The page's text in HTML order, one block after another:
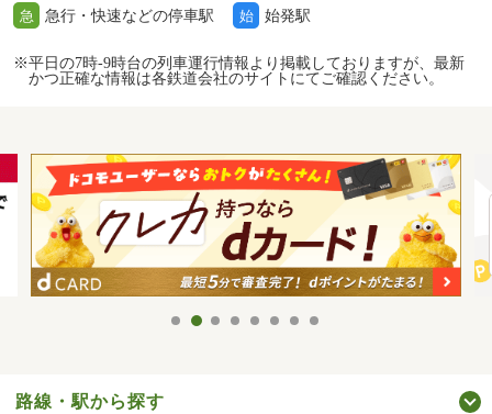
急 急行・快速などの停車駅 始 始発駅
※平日の7時-9時台の列車運行情報より掲載しておりますが、最新
かつ正確な情報は各鉄道会社のサイトにてご確認ください。
路線・駅から探す